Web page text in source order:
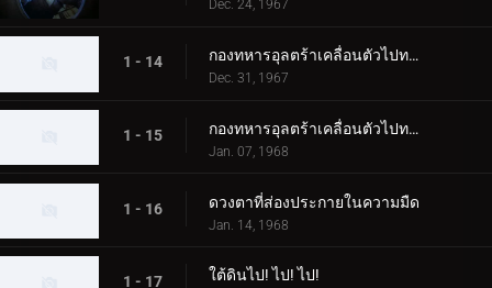
Dec. 24, 1967
1 - 14 กองทหารอุลตร้าเคลื่อนตัวไปทางตะวันตก ตอนที่ 1
Dec. 31, 1967
1 - 15 กองทหารอุลตร้าเคลื่อนตัวไปทางตะวันตก ตอนที่ 2
Jan. 07, 1968
1 - 16 ดวงตาที่ส่องประกายในความมืด
Jan. 14, 1968
1 - 17 ใต้ดินไป! ไป! ไป!